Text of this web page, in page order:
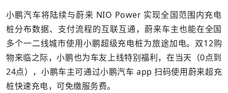
小鹏汽车将陆续与蔚来 NIO Power 实现全国范围内充电
桩分布数据、支付流程的互联互通，蔚来车主也能在全国
多个一二线城市使用小鹏超级充电桩为旅途加电。 双12购
物来临之际，小鹏也为车友上线特别福利，在当天（0点到
24点）， 小鹏车主可通过小鹏汽车 app 扫码使用蔚来超充
桩快速充电， 可免缴服务费。